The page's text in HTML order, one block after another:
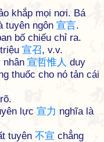
khắp mọi nơi. Bá
tuyên ngôn 宣言.
bố chiếu chỉ ra.
宣召, v.v.
nhân 宣哲惟人 duy
thuốc cho nó tản cái
lực 宣力 nghĩa là
tuyên 不宣 chẳng